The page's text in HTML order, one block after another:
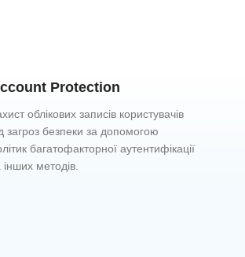
Protection
облікових записів користувачів
загроз безпеки за допомогою
багатофакторної аутентифікації
інших методів.